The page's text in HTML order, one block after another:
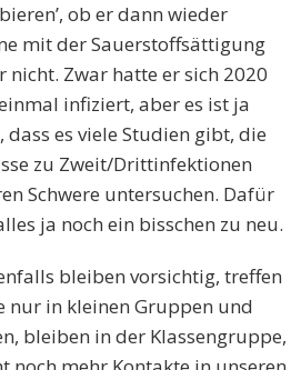
ob er dann wieder
mit der Sauerstoffsättigung
nicht. Zwar hatte er sich 2020
infiziert, aber es ist ja
dass es viele Studien gibt, die
zu Zweit/Drittinfektionen
Schwere untersuchen. Dafür
ja noch ein bisschen zu neu.
bleiben vorsichtig, treffen
nur in kleinen Gruppen und
bleiben in der Klassengruppe,